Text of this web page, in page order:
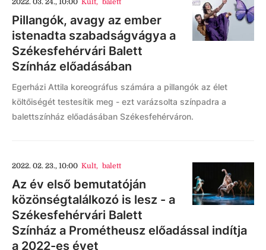
2022. 03. 24., 10:00 Kult, balett
Pillangók, avagy az ember
istenadta szabadságvágya a
Székesfehérvári Balett
Színház előadásában
Egerházi Attila koreográfus számára a pillangók az élet
költőiségét testesítik meg - ezt varázsolta színpadra a
balettszínház előadásában Székesfehérváron.
2022. 02. 23., 10:00 Kult, balett
Az év első bemutatóján
közönségtalálkozó is lesz - a
Székesfehérvári Balett
Színház a Prométheusz előadással indítja
a 2022-es évet